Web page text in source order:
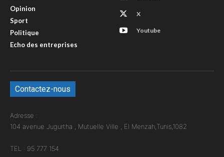
Opinion
Sport
Politique
Echo des entreprises
X
Youtube
Contactez-nous
Adresse :
104 avenue Jugurtha , Mutuelle Ville , El Menzah,Tunis,1082
TEL : 95 777 154